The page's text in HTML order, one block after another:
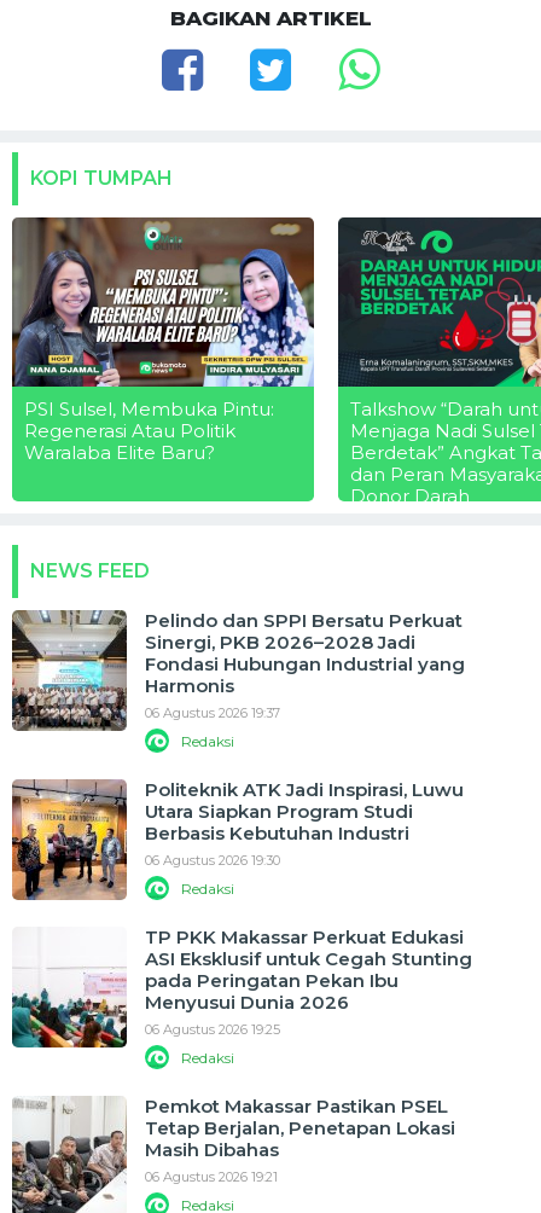
BAGIKAN ARTIKEL
KOPI TUMPAH
PSI Sulsel, Membuka Pintu:
Regenerasi Atau Politik
Waralaba Elite Baru?
Talkshow “Darah
Menjaga Nadi Sulsel
Berdetak” Angkat
dan Peran
Donor Darah
NEWS FEED
Pelindo dan SPPI Bersatu Perkuat
Sinergi, PKB 2026–2028 Jadi
Fondasi Hubungan Industrial yang
Harmonis
06 Agustus 2026 19:37
Redaksi
Politeknik ATK Jadi Inspirasi, Luwu
Utara Siapkan Program Studi
Berbasis Kebutuhan Industri
06 Agustus 2026 19:30
Redaksi
TP PKK Makassar Perkuat Edukasi
ASI Eksklusif untuk Cegah Stunting
pada Peringatan Pekan Ibu
Menyusui Dunia 2026
06 Agustus 2026 19:25
Redaksi
Pemkot Makassar Pastikan PSEL
Tetap Berjalan, Penetapan Lokasi
Masih Dibahas
06 Agustus 2026 19:21
Redaksi